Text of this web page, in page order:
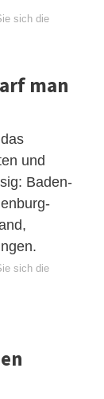
sich die
man
und
Baden-
sich die